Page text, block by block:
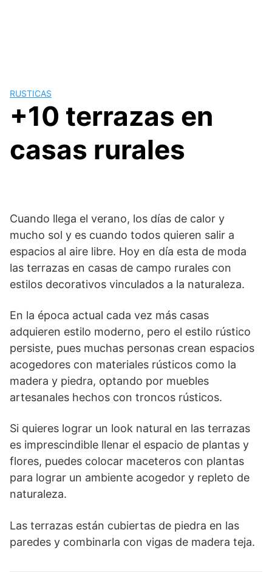
RUSTICAS
+10 terrazas en
casas rurales
Cuando llega el verano, los días de calor y
mucho sol y es cuando todos quieren salir a
espacios al aire libre. Hoy en día esta de moda
las terrazas en casas de campo rurales con
estilos decorativos vinculados a la naturaleza.
En la época actual cada vez más casas
adquieren estilo moderno, pero el estilo rústico
persiste, pues muchas personas crean espacios
acogedores con materiales rústicos como la
madera y piedra, optando por muebles
artesanales hechos con troncos rústicos.
Si quieres lograr un look natural en las terrazas
es imprescindible llenar el espacio de plantas y
flores, puedes colocar maceteros con plantas
para lograr un ambiente acogedor y repleto de
naturaleza.
Las terrazas están cubiertas de piedra en las
paredes y combinarla con vigas de madera teja.